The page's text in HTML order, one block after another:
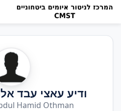
ודיע עאצי עבד
Hamid Othman